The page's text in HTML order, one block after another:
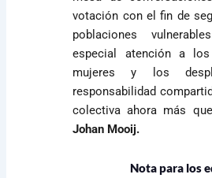
votación con el fin de
poblaciones
especial atención a
mujeres y los
responsabilidad
colectiva ahora más
Johan Mooij.
Nota para los